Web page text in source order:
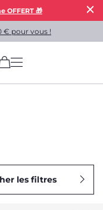
OFFERT 🎁
€ pour vous !
(has more options
les filtres